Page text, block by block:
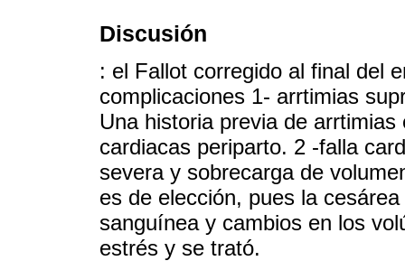
Discusión
: el Fallot corregido al final del
complicaciones 1- arrtimias
Una historia previa de
cardiacas periparto. 2 -falla
severa y sobrecarga de
es de elección, pues la
sanguínea y cambios en los
estrés y se trató.